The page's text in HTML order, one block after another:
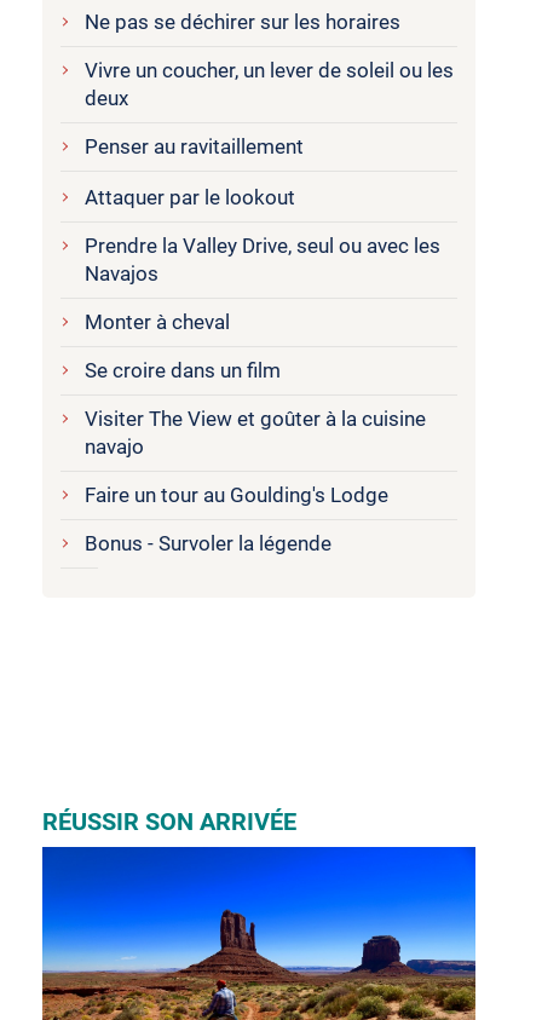
Ne pas se déchirer sur les horaires
Vivre un coucher, un lever de soleil ou les
deux
Penser au ravitaillement
Attaquer par le lookout
Prendre la Valley Drive, seul ou avec les
Navajos
Monter à cheval
Se croire dans un film
Visiter The View et goûter à la cuisine
navajo
Faire un tour au Goulding's Lodge
Bonus - Survoler la légende
RÉUSSIR SON ARRIVÉE